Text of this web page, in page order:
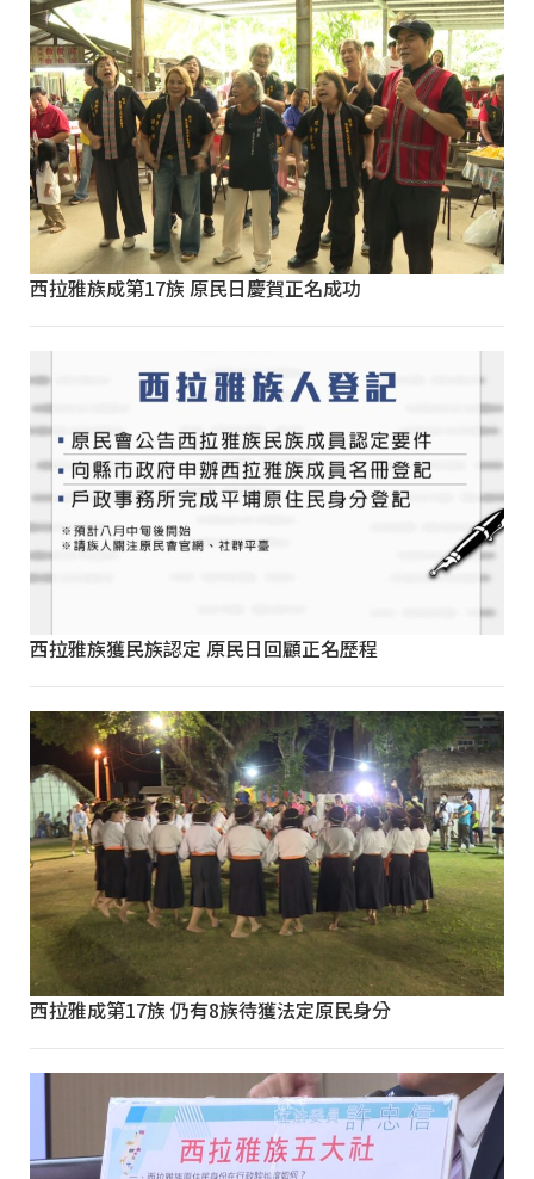
西拉雅族成第17族 原民日慶賀正名成功
西拉雅族獲民族認定 原民日回顧正名歷程
西拉雅成第17族 仍有8族待獲法定原民身分